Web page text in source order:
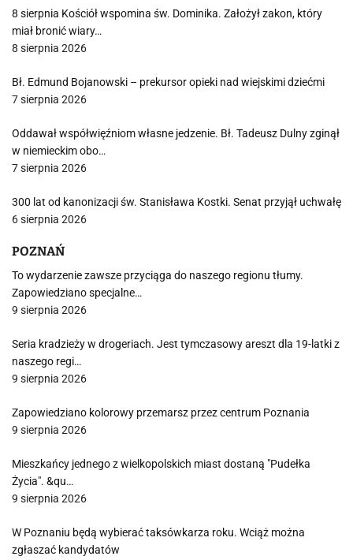
8 sierpnia Kościół wspomina św. Dominika. Założył zakon, który
miał bronić wiary…
8 sierpnia 2026
Bł. Edmund Bojanowski – prekursor opieki nad wiejskimi dziećmi
7 sierpnia 2026
Oddawał współwięźniom własne jedzenie. Bł. Tadeusz Dulny zginął
w niemieckim obo…
7 sierpnia 2026
300 lat od kanonizacji św. Stanisława Kostki. Senat przyjął uchwałę
6 sierpnia 2026
POZNAŃ
To wydarzenie zawsze przyciąga do naszego regionu tłumy.
Zapowiedziano specjalne…
9 sierpnia 2026
Seria kradzieży w drogeriach. Jest tymczasowy areszt dla 19-latki z
naszego regi…
9 sierpnia 2026
Zapowiedziano kolorowy przemarsz przez centrum Poznania
9 sierpnia 2026
Mieszkańcy jednego z wielkopolskich miast dostaną "Pudełka
Życia". &qu…
9 sierpnia 2026
W Poznaniu będą wybierać taksówkarza roku. Wciąż można
zgłaszać kandydatów